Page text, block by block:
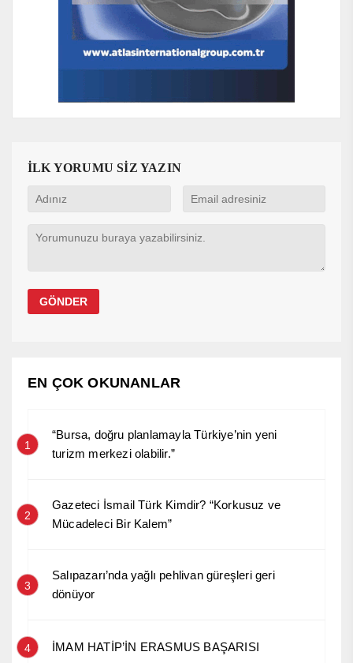
İLK YORUMU SİZ YAZIN
EN ÇOK OKUNANLAR
1
“Bursa, doğru planlamayla Türkiye’nin yeni
turizm merkezi olabilir.”
2
Gazeteci İsmail Türk Kimdir? “Korkusuz ve
Mücadeleci Bir Kalem”
3
Salıpazarı’nda yağlı pehlivan güreşleri geri
dönüyor
4 İMAM HATİP’İN ERASMUS BAŞARISI